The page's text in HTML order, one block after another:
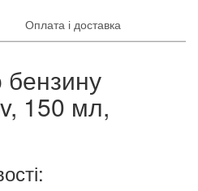
Оплата і доставка
150 мл,